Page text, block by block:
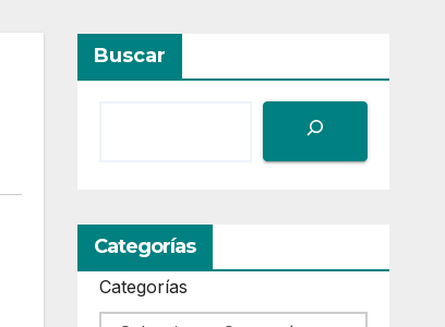
Buscar
Categorías
Categorías